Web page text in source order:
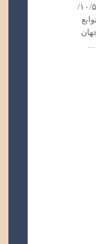
شهید جواد اسدی درتاریخ ۱۰/۵/